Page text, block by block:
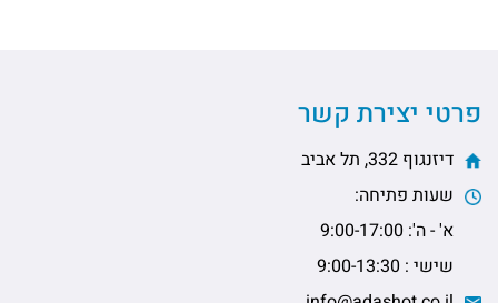
פרטי יצירת קשר
דיזנגוף 332, תל אביב
שעות פתיחה:
א' - ה': 9:00-17:00
שישי : 9:00-13:30